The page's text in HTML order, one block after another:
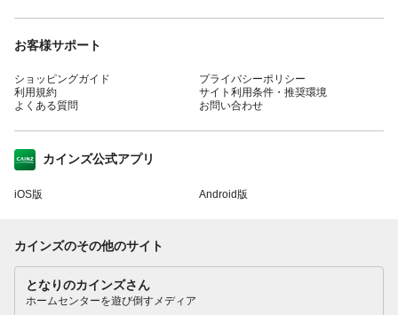
お客様サポート
ショッピングガイド
利用規約
よくある質問
プライバシーポリシー
サイト利用条件・推奨環境
お問い合わせ
カインズ公式アプリ
iOS版 Android版
カインズのその他のサイト
となりのカインズさん
ホームセンターを遊び倒すメディア